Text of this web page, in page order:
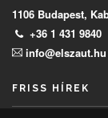
1106 Budapest,
+36 1 431 9840
info@elszaut.hu
FRISS HÍREK